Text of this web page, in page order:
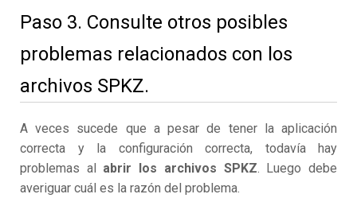
Paso 3. Consulte otros posibles
problemas relacionados con los
archivos SPKZ.
A veces sucede que a pesar de tener la aplicación
correcta y la configuración correcta, todavía hay
problemas al abrir los archivos SPKZ. Luego debe
averiguar cuál es la razón del problema.